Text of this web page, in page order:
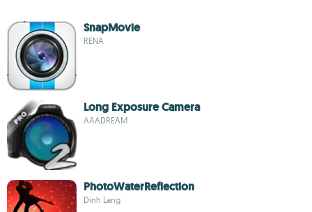
SnapMovie
RENA
Long Exposure Camera
AAADREAM
PhotoWaterReflection
Dinh Lang